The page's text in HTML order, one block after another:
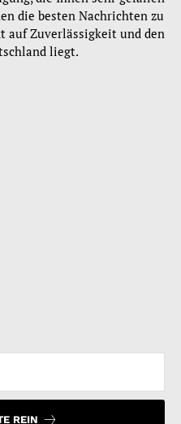
die besten Nachrichten zu
auf Zuverlässigkeit und den
liegt.
REIN